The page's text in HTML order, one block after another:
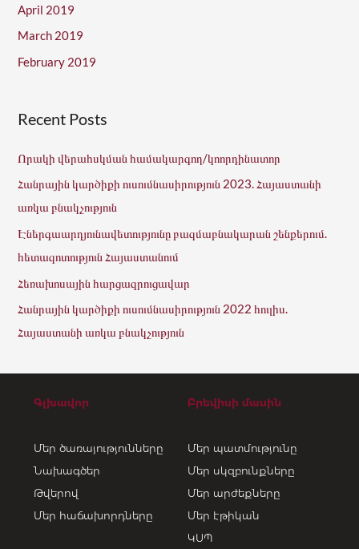
April 2019
March 2019
February 2019
Recent Posts
Որակի վերահսկման համակարգող/կոորդինատոր
Հանրային կարծիքի ուսումնասիրություն 2023. Հայաստանի
առկա բնակչություն
Էներգաարդյունավետությունը բազմաբնակարան շենքերում.
հետազոտություն Հայաստանում
Հեռախոսային հարցազրուցավար
Հանրային կարծիքի ուսումնասիրություն 2022 հուլիս.
Հայաստանի առկա բնակչություն
Գլխավոր
Մեր ծառայությունները
Նախագծեր
Թվերով
Մեր հաճախորդները
Բրեվիսի մասին
Մեր պատմությունը
Մեր սկզբունքները
Մեր արժեքները
Մեր էթիկան
ԿՍՊ